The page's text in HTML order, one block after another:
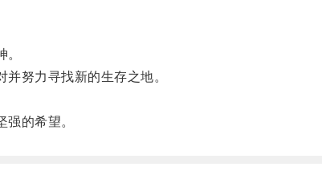
努力寻找新的生存之地。
的希望。